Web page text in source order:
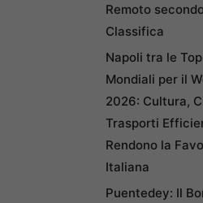
Remoto
Classifica
Napoli tra le
Mondiali per il
2026: Cultura,
Trasporti
Rendono la
Italiana
Puentedey: Il